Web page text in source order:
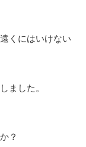
くにはいけない
ました。
？